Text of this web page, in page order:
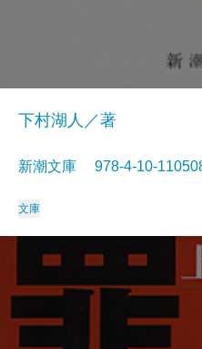
下村湖人／著
新潮文庫 978-4-10-
文庫